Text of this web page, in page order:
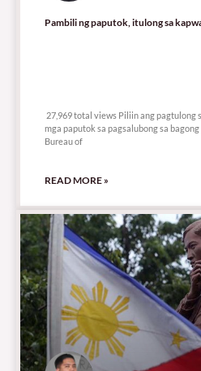
Pambili ng paputok, itulong sa
27,969 total views Piliin ang pagtulong
mga paputok sa pagsalubong sa
Bureau of
READ MORE »